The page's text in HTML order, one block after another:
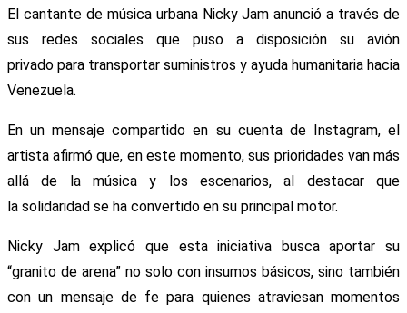
El cantante de música urbana Nicky Jam anunció a través de
sus redes sociales que puso a disposición su avión
privado para transportar suministros y ayuda humanitaria hacia
Venezuela.
En un mensaje compartido en su cuenta de Instagram, el
artista afirmó que, en este momento, sus prioridades van más
allá de la música y los escenarios, al destacar que
la solidaridad se ha convertido en su principal motor.
Nicky Jam explicó que esta iniciativa busca aportar su
“granito de arena” no solo con insumos básicos, sino también
con un mensaje de fe para quienes atraviesan momentos